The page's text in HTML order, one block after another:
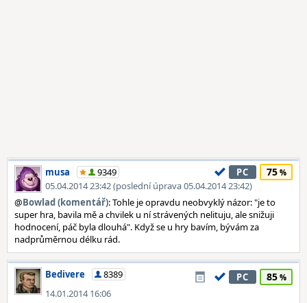
musa
9349
05.04.2014 23:42 (poslední úprava 05.04.2014 23:42)
PC 75
@Bowlad (komentář): Tohle je opravdu neobvyklý názor: "je to
super hra, bavila mě a chvilek u ní strávených nelituju, ale snižuji
hodnocení, páč byla dlouhá". Když se u hry bavím, bývám za
nadprůměrnou délku rád.
Bedivere
8389
14.01.2014 16:06
PC 85